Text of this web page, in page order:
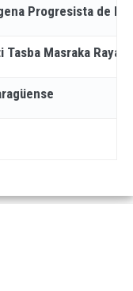
Progresista de la
Masraka Raya